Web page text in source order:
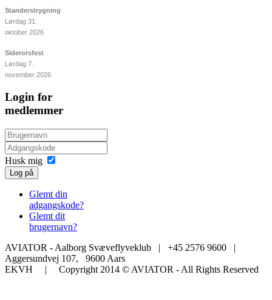
Standerstrygning
Lørdag 31.
oktober 2026
Siderorsfest
Lørdag 7.
november 2026
Login for
medlemmer
Husk mig
Log på
Glemt din
adgangskode?
Glemt dit
brugernavn?
AVIATOR - Aalborg Svæveflyveklub | +45 2576 9600 |
Aggersundvej 107, 9600 Aars
EKVH | Copyright 2014 © AVIATOR - All Rights Reserved